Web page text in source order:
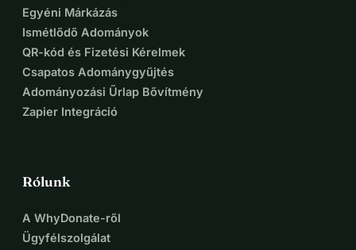
Egyéni Márkázás
Ismétlődő Adományok
QR-kód és Fizetési Kérelmek
Csapatos Adománygyűjtés
Adományozási Űrlap Bővítmény
Zapier Integráció
Rólunk
A WhyDonate-ről
Ügyfélszolgálat